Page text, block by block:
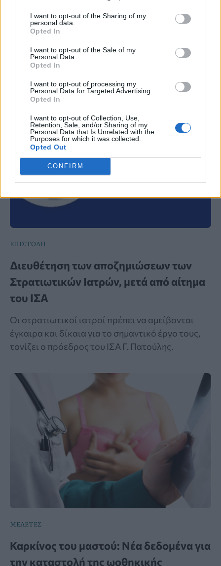
I want to opt-out of the Sharing of my
personal data.
Opted In
I want to opt-out of the Sale of my
Personal Data.
Opted In
I want to opt-out of processing my
Personal Data for Targeted Advertising.
Opted In
I want to opt-out of Collection, Use,
Retention, Sale, and/or Sharing of my
Personal Data that Is Unrelated with the
Purposes for which it was collected.
Opted Out
CONFIRM
δέρματος – Πώς να προστατευτούμε;
Προστατεύεστε σωστά από τον ήλιο; Δείτε τα 3
μελέτες, μπορεί να αυξήσουν τον κίνδυνο για
καρκίνο του δέρματος.
ΕΠΙΣΤΟΛΗ
Διευθέτηση των αποζημιώσεων των
Στρατιωτικών Ιατρών, μετά από αίτημα
του ΙΣΑ
Οι στρατιωτικοί ιατροί πρέπει να αμείβονται
έγκαιρα και δίκαια για το σημαντικό έργο τους,
τονίζει ο πρόεδρος του ΙΣΑ Γ. Πατούλης.
ΜΕΛΕΤΕΣ
Καρκίνος του μαστού: Νέα δεδομένα για
την καταστολή της ωοθηκικής